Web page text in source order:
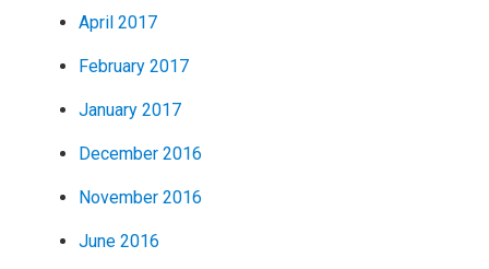
April 2017
February 2017
January 2017
December 2016
November 2016
June 2016